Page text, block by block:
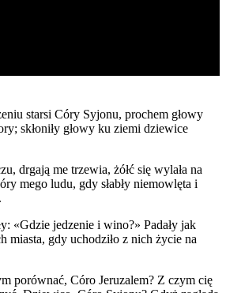
starsi Córy Syjonu, prochem głowy
skłoniły głowy ku ziemi dziewice
drgają me trzewia, żółć się wylała na
mego ludu, gdy słabły niemowlęta i
«Gdzie jedzenie i wino?» Padały jak
miasta, gdy uchodziło z nich życie na
porównać, Córo Jeruzalem? Z czym cię